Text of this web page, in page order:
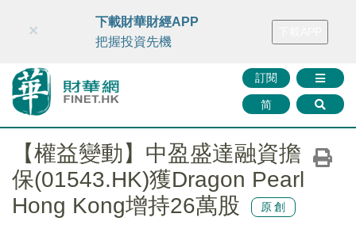
財華智庫網 FINTV FINMETA 財華證券 媒體矩陣
訂閱
简
×
下載財華財經APP
把握投資先機
【權益變動】中盈盛達融資擔
保(01543.HK)獲Dragon Pearl
Hong Kong增持26萬股
原創